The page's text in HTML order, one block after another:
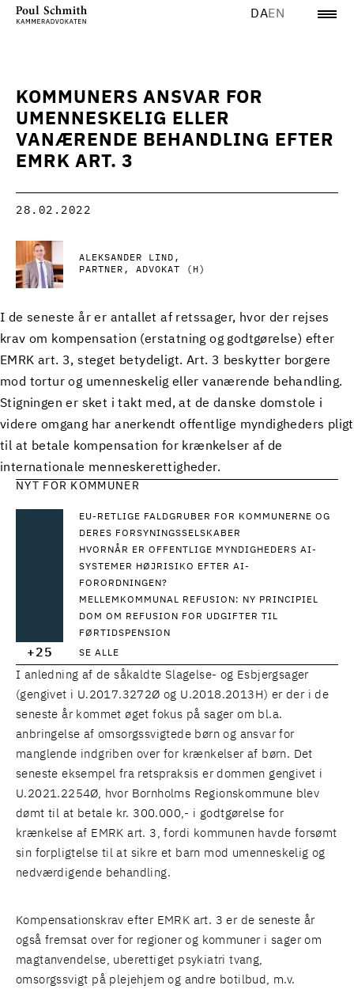
DAEN
KOMMUNERS ANSVAR FOR
UMENNESKELIG ELLER
VANÆRENDE BEHANDLING EFTER
EMRK ART. 3
28.02.2022
ALEKSANDER LIND
PARTNER, ADVOKAT (H)
I de seneste år er antallet af retssager, hvor der rejses
krav om kompensation (erstatning og godtgørelse) efter
EMRK art. 3, steget betydeligt. Art. 3 beskytter borgere
mod tortur og umenneskelig eller vanærende behandling.
Stigningen er sket i takt med, at de danske domstole i
videre omgang har anerkendt offentlige myndigheders pligt
til at betale kompensation for krænkelser af de
internationale menneskerettigheder.
NYT FOR KOMMUNER
EU-RETLIGE FALDGRUBER FOR KOMMUNERNE OG
DERES FORSYNINGSSELSKABER
HVORNÅR ER OFFENTLIGE MYNDIGHEDERS AI-
SYSTEMER HØJRISIKO EFTER AI-
FORORDNINGEN?
MELLEMKOMMUNAL REFUSION: NY PRINCIPIEL
DOM OM REFUSION FOR UDGIFTER TIL
FØRTIDSPENSION
+25 SE ALLE
I anledning af de såkaldte Slagelse- og Esbjergsager
(gengivet i U.2017.3272Ø og U.2018.2013H) er der i de
seneste år kommet øget fokus på sager om bl.a.
anbringelse af omsorgssvigtede børn og ansvar for
manglende indgriben over for krænkelser af børn. Det
seneste eksempel fra retspraksis er dommen gengivet i
U.2021.2254Ø, hvor Bornholms Regionskommune blev
dømt til at betale kr. 300.000,- i godtgørelse for
krænkelse af EMRK art. 3, fordi kommunen havde forsømt
sin forpligtelse til at sikre et barn mod umenneskelig og
nedværdigende behandling.
Kompensationskrav efter EMRK art. 3 er de seneste år
også fremsat over for regioner og kommuner i sager om
magtanvendelse, uberettiget psykiatri tvang,
omsorgssvigt på plejehjem og andre botilbud, m.v.